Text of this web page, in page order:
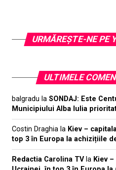
URMĂREŞTE-NE PE
ULTIMELE
balgradu la SONDAJ: Este
Municipiului Alba Iulia
Costin Draghia la Kiev –
top 3 în Europa la achizițiile
Redactia Carolina TVla Kiev